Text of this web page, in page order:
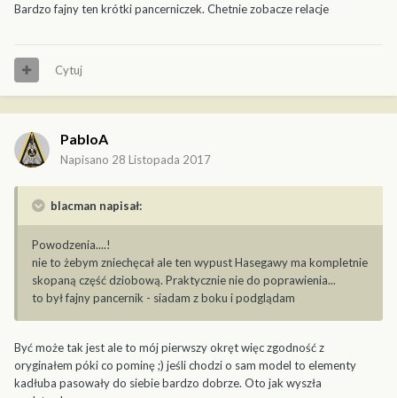
Bardzo fajny ten krótki pancerniczek. Chetnie zobacze relacje
Cytuj
PabloA
Napisano 28 Listopada 2017
blacman napisał:
Powodzenia....!
nie to żebym zniechęcał ale ten wypust Hasegawy ma kompletnie
skopaną część dziobową. Praktycznie nie do poprawienia...
to był fajny pancernik - siadam z boku i podglądam
Być może tak jest ale to mój pierwszy okręt więc zgodność z
oryginałem póki co pominę ;) jeśli chodzi o sam model to elementy
kadłuba pasowały do siebie bardzo dobrze. Oto jak wyszła